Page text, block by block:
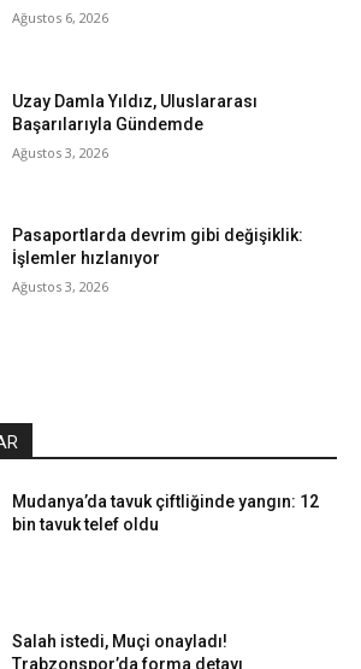
Ağustos 6, 2026
Uzay Damla Yıldız, Uluslararası
Başarılarıyla Gündemde
Ağustos 3, 2026
Pasaportlarda devrim gibi değişiklik:
İşlemler hızlanıyor
Ağustos 3, 2026
Mudanya’da tavuk çiftliğinde yangın: 12
bin tavuk telef oldu
Salah istedi, Muçi onayladı!
Trabzonspor’da forma detayı